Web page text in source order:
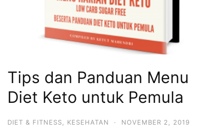
Tips dan Panduan Menu
Diet Keto untuk Pemula
DIET & FITNESS KESEHATAN · NOVEMBER 2, 2019